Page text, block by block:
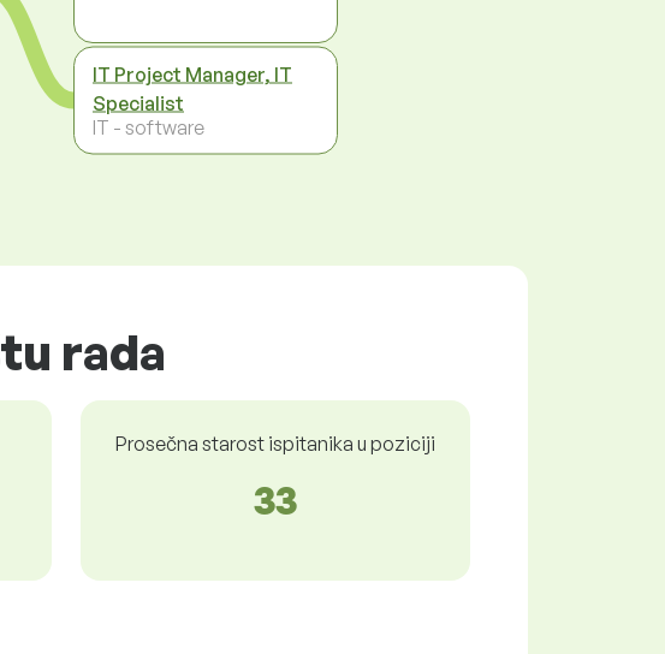
IT Project Manager, IT
Specialist
IT - software
rada
Prosečna starost ispitanika u poziciji
33